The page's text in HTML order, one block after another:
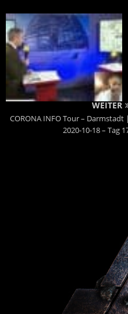
WEITER
CORONA INFO Tour – Darmstadt |
2020-10-18 – Tag